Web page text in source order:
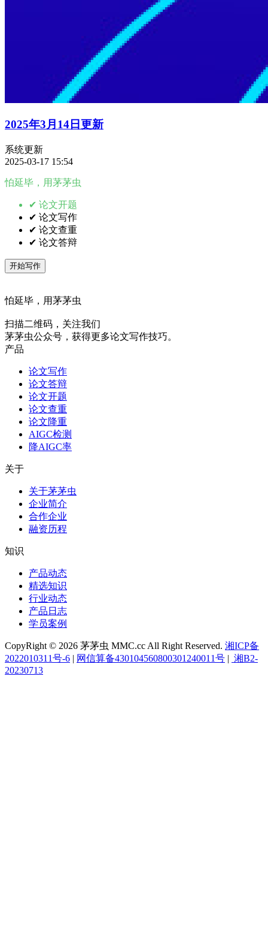
2025年3月14日更新
系统更新
2025-03-17 15:54
怕延毕，用茅茅虫
✔ 论文开题
✔ 论文写作
✔ 论文查重
✔ 论文答辩
开始写作
怕延毕，用茅茅虫
扫描二维码，关注我们
茅茅虫公众号，获得更多论文写作技巧。
产品
论文写作
论文答辩
论文开题
论文查重
论文降重
AIGC检测
降AIGC率
关于
关于茅茅虫
企业简介
合作企业
融资历程
知识
产品动态
精选知识
行业动态
产品日志
学员案例
CopyRight © 2026 茅茅虫 MMC.cc All Right Reserved. 湘ICP备
2022010311号-6 | 网信算备430104560800301240011号 | 湘B2-
20230713